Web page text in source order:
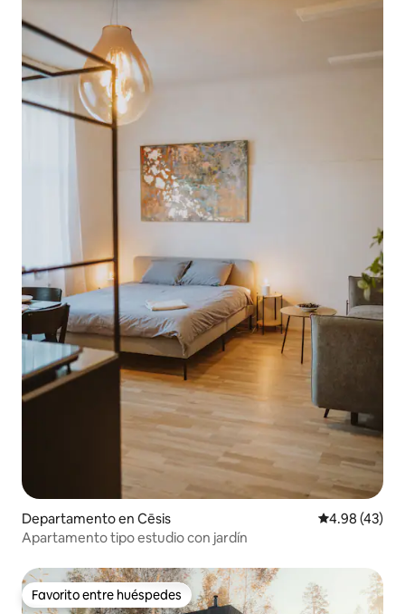
Departamento en Cēsis Calificación
4.98 (43)
Apartamento tipo estudio con jardín
Favorito entre huéspedes
Favorito entre huéspedes